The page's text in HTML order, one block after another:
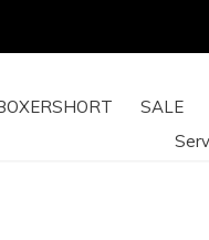
SALE